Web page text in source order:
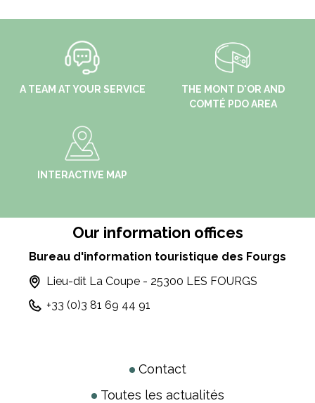
A TEAM AT YOUR SERVICE
THE MONT D'OR AND
COMTÉ PDO AREA
INTERACTIVE MAP
Our information offices
Bureau d'information touristique des Fourgs
Lieu-dit La Coupe - 25300 LES FOURGS
+33 (0)3 81 69 44 91
Contact
Toutes les actualités